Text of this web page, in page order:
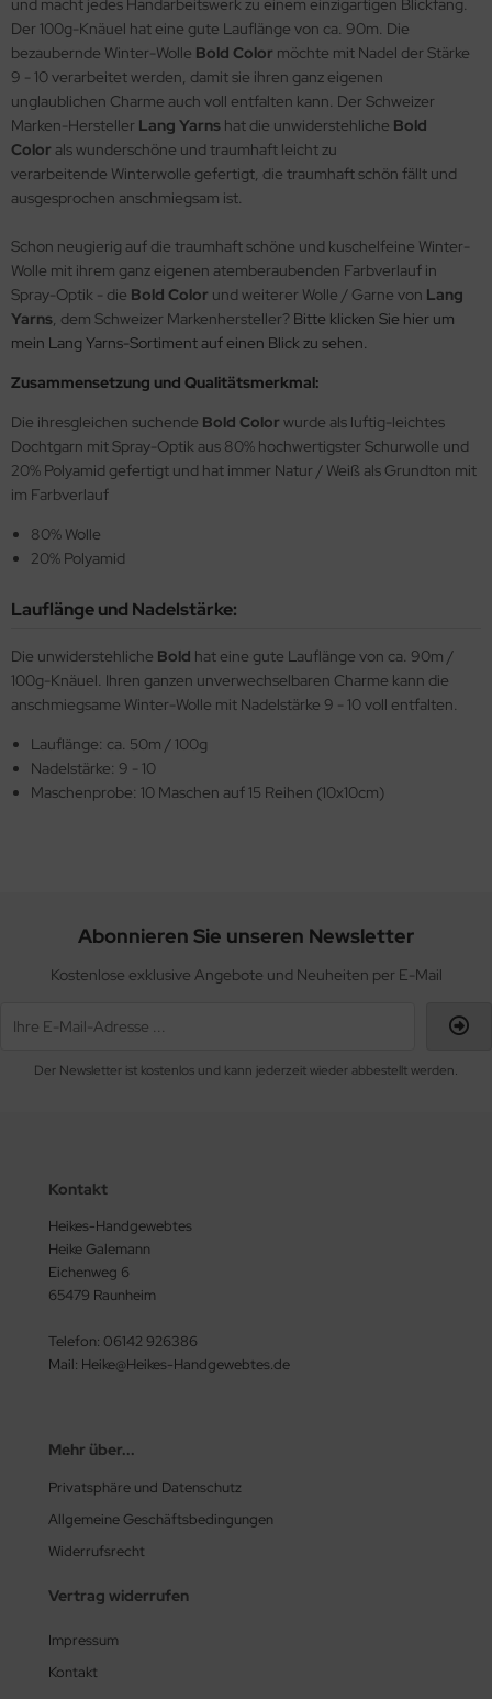
und macht jedes Handarbeitswerk zu einem einzigartigen Blickfang.
Der 100g-Knäuel hat eine gute Lauflänge von ca. 90m. Die
bezaubernde Winter-Wolle Bold Color möchte mit Nadel der Stärke
9 - 10 verarbeitet werden, damit sie ihren ganz eigenen
unglaublichen Charme auch voll entfalten kann. Der Schweizer
Marken-Hersteller Lang Yarns hat die unwiderstehliche Bold
Color als wunderschöne und traumhaft leicht zu
verarbeitende Winterwolle gefertigt, die traumhaft schön fällt und
ausgesprochen anschmiegsam ist.
Schon neugierig auf die traumhaft schöne und kuschelfeine Winter-
Wolle mit ihrem ganz eigenen atemberaubenden Farbverlauf in
Spray-Optik - die Bold Color und weiterer Wolle / Garne von Lang
Yarns, dem Schweizer Markenhersteller? Bitte klicken Sie hier um
mein Lang Yarns-Sortiment auf einen Blick zu sehen.
Zusammensetzung und Qualitätsmerkmal:
Die ihresgleichen suchende Bold Color wurde als luftig-leichtes
Dochtgarn mit Spray-Optik aus 80% hochwertigster Schurwolle und
20% Polyamid gefertigt und hat immer Natur / Weiß als Grundton mit
im Farbverlauf
80% Wolle
20% Polyamid
Lauflänge und Nadelstärke:
Die unwiderstehliche Bold hat eine gute Lauflänge von ca. 90m /
100g-Knäuel. Ihren ganzen unverwechselbaren Charme kann die
anschmiegsame Winter-Wolle mit Nadelstärke 9 - 10 voll entfalten.
Lauflänge: ca. 50m / 100g
Nadelstärke: 9 - 10
Maschenprobe: 10 Maschen auf 15 Reihen (10x10cm)
Abonnieren Sie unseren Newsletter
Kostenlose exklusive Angebote und Neuheiten per E-Mail
Der Newsletter ist kostenlos und kann jederzeit wieder abbestellt werden.
Kontakt
Heikes-Handgewebtes
Heike Galemann
Eichenweg 6
65479 Raunheim
Telefon: 06142 926386
Mail: Heike@Heikes-Handgewebtes.de
Mehr über...
Privatsphäre und Datenschutz
Allgemeine Geschäftsbedingungen
Widerrufsrecht
Vertrag widerrufen
Impressum
Kontakt